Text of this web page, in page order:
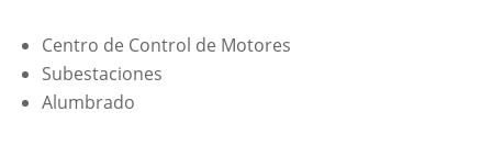
Centro de Control de Motores
Subestaciones
Alumbrado